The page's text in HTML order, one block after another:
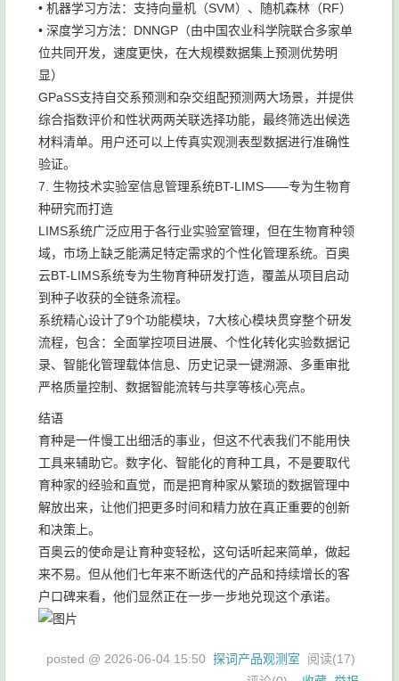
• 机器学习方法：支持向量机（SVM）、随机森林（RF）
• 深度学习方法：DNNGP（由中国农业科学院联合多家单
位共同开发，速度更快，在大规模数据集上预测优势明
显）
GPaSS支持自交系预测和杂交组配预测两大场景，并提供
综合指数评价和性状两两关联选择功能，最终筛选出候选
材料清单。用户还可以上传真实观测表型数据进行准确性
验证。
7. 生物技术实验室信息管理系统BT-LIMS——专为生物育
种研究而打造
LIMS系统广泛应用于各行业实验室管理，但在生物育种领
域，市场上缺乏能满足特定需求的个性化管理系统。百奥
云BT-LIMS系统专为生物育种研发打造，覆盖从项目启动
到种子收获的全链条流程。
系统精心设计了9个功能模块，7大核心模块贯穿整个研发
流程，包含：全面掌控项目进展、个性化转化实验数据记
录、智能化管理载体信息、历史记录一键溯源、多重审批
严格质量控制、数据智能流转与共享等核心亮点。
结语
育种是一件慢工出细活的事业，但这不代表我们不能用快
工具来辅助它。数字化、智能化的育种工具，不是要取代
育种家的经验和直觉，而是把育种家从繁琐的数据管理中
解放出来，让他们把更多时间和精力放在真正重要的创新
和决策上。
百奥云的使命是让育种变轻松，这句话听起来简单，做起
来不易。但从他们七年来不断迭代的产品和持续增长的客
户口碑来看，他们显然正在一步一步地兑现这个承诺。
posted @ 2026-06-04 15:50 探词产品观测室 阅读(17)